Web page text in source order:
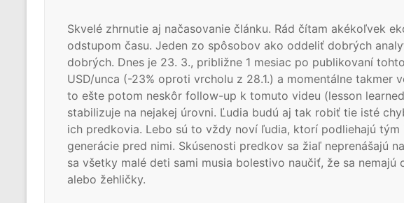
Skvelé zhrnutie aj načasovanie článku. Rád čítam akékoľvek
odstupom času. Jeden zo spôsobov ako oddeliť dobrých
dobrých. Dnes je 23. 3., približne 1 mesiac po publikovaní
USD/unca (-23% oproti vrcholu z 28.1.) a momentálne takmer
to ešte potom neskôr follow-up k tomuto videu (lesson
stabilizuje na nejakej úrovni. Ľudia budú aj tak robiť tie isté
ich predkovia. Lebo sú to vždy noví ľudia, ktorí podliehajú tým
generácie pred nimi. Skúsenosti predkov sa žiaľ neprenášajú
sa všetky malé deti sami musia bolestivo naučiť, že sa nemajú
alebo žehličky.